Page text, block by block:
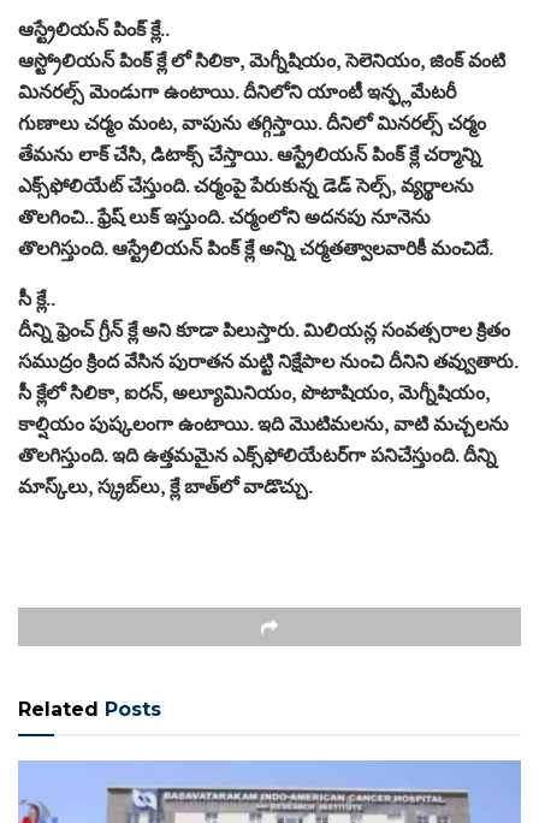
ఆస్ట్రేలియన్‌ పింక్‌ క్లే..
ఆస్ట్రోలియన్‌ పింక్‌ క్లే లో సిలికా, మెగ్నీషియం, సెలెనియం, జింక్‌ వంటి
మినరల్స్‌ మెండుగా ఉంటాయి. దీనిలోని యాంటీ ఇన్ఫ్లమేటరీ
గుణాలు చర్మం మంట, వాపును తగ్గిస్తాయి. దీనిలో మినరల్స్‌ చర్మం
తేమను లాక్ చేసి, డిటాక్స్‌ చేస్తాయి. ఆస్ట్రేలియన్ పింక్ క్లే చర్మాన్ని
ఎక్స్‌ఫోలియేట్ చేస్తుంది. చర్మంపై పేరుకున్న డెడ్‌ సెల్స్‌, వ్యర్థాలను
తొలగించి.. ఫ్రేష్‌ లుక్‌ ఇస్తుంది. చర్మంలోని అదనపు నూనెను
తొలగిస్తుంది. ఆస్ట్రేలియన్‌ పింక్‌ క్లే అన్ని చర్మతత్వాలవారికీ మంచిదే.
సీ క్లే..
దీన్ని ఫ్రెంచ్‌ గ్రీన్‌ క్లే అని కూడా పిలుస్తారు. మిలియన్ల సంవత్సరాల క్రితం
సముద్రం క్రింద వేసిన పురాతన మట్టి నిక్షేపాల నుంచి దీనిని తవ్వుతారు.
సీ క్లేలో సిలికా, ఐరన్, అల్యూమినియం, పొటాషియం, మెగ్నీషియం,
కాల్షియం పుష్కలంగా ఉంటాయి. ఇది మొటిమలను, వాటి మచ్చలను
తొలగిస్తుంది. ఇది ఉత్తమమైన ఎక్స్‌ఫోలియేటర్‌గా పనిచేస్తుంది. దీన్ని
మాస్క్‌లు, స్క్రబ్‌లు, క్లే బాత్‌లో వాడొచ్చు.
Related Posts